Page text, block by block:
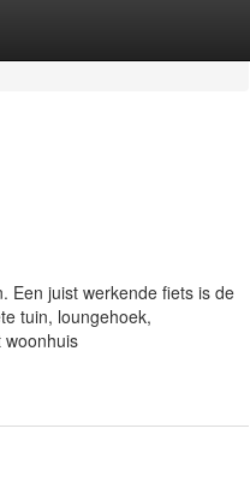
Een juist werkende fiets is de
tuin, loungehoek,
woonhuis